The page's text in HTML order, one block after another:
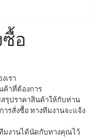
อ
เรา
ค้าที่ต้องการ
รุปราคาสินค้าให้กับท่าน
รสั่งซื้อ ทางทีมงานจะแจ้ง
มงานได้นัดกับทางคุณไว้